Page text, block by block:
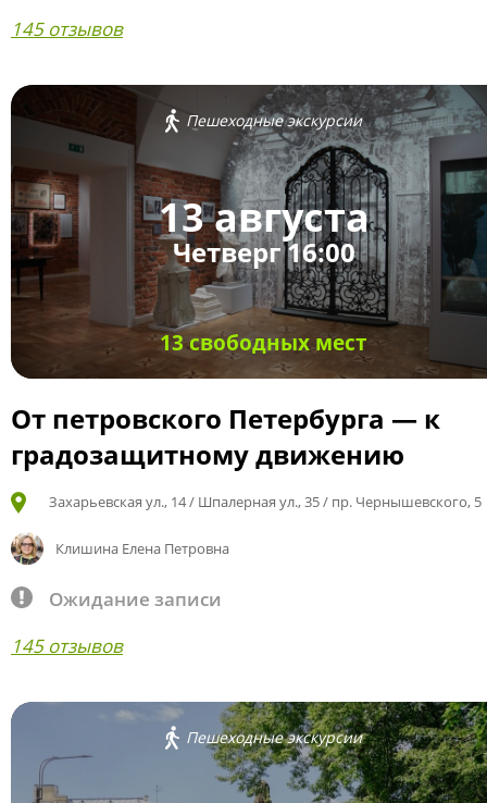
145 отзывов
Пешеходные экскурсии
13 августа
Четверг 16:00
13 свободных мест
От петровского Петербурга — к
градозащитному движению
Захарьевская ул., 14 / Шпалерная ул., 35 / пр. Чернышевского, 5
Клишина Елена Петровна
Ожидание записи
145 отзывов
Пешеходные экскурсии